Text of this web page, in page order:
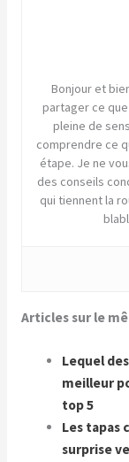
Bonjour et
partager ce que
pleine de
comprendre ce
étape. Je ne
des conseils
qui tiennent la
Articles sur le
Lequel
meilleur
top 5
Les tapas
surprise